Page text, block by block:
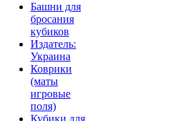
Башни для
бросания
кубиков
Издатель:
Украина
Коврики
(маты
игровые
поля)
Кубики для